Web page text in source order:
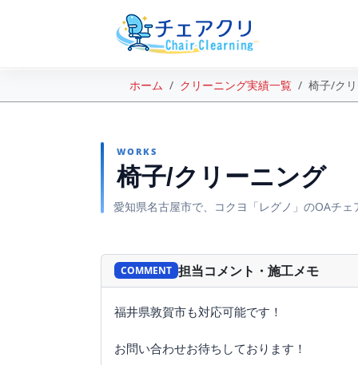
ホーム クリーニング実績一覧 椅子/ク
WORKS
椅子/クリーニング
愛知県名古屋市で、コクヨ「レグノ」のOAチ
BEFORE
COMMENT 担当コメント・施工メモ
福井県敦賀市も対応可能です！
お問い合わせお待ちしております！